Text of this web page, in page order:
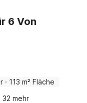
6 Von
· 113 m² Fläche
32 mehr